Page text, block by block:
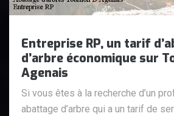
Entreprise RP, un tarif
d’arbre économique sur
Agenais
Si vous êtes à la recherche d’un
abattage d’arbre qui a un tarif de